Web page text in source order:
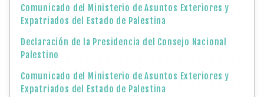
Comunicado del Ministerio de Asuntos Exteriores y
Expatriados del Estado de Palestina
Declaración de la Presidencia del Consejo Nacional
Palestino
Comunicado del Ministerio de Asuntos Exteriores y
Expatriados del Estado de Palestina